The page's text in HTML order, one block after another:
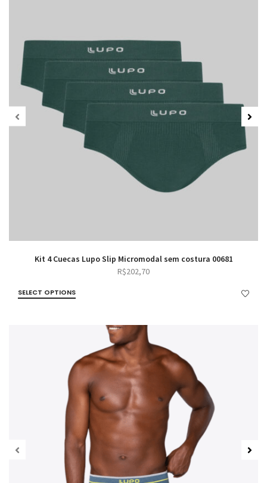
Kit 4 Cuecas Lupo Slip Micromodal sem costura 00681
R$202,70
SELECT OPTIONS